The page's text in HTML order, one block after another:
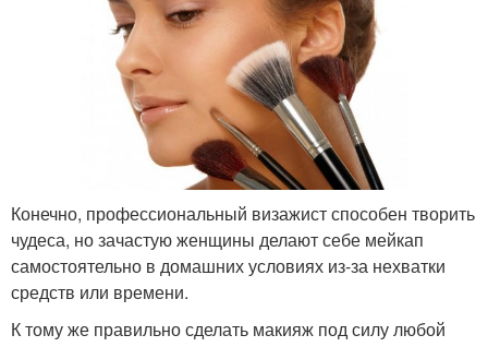
Конечно, профессиональный визажист способен творить
чудеса, но зачастую женщины делают себе мейкап
самостоятельно в домашних условиях из-за нехватки
средств или времени.
К тому же правильно сделать макияж под силу любой